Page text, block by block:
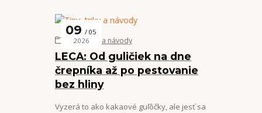
LECA: Od guličiek na dne
črepníka až po pestovanie
bez hliny
09
05
2026
Tipy, triky a návody
Vyzerá to ako kakaové guľôčky, ale jesť sa